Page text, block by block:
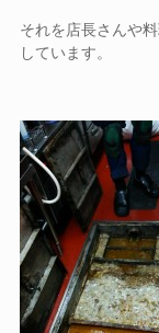
それを店長さんや
しています。